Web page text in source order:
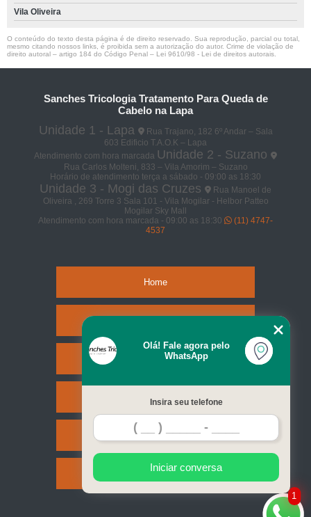
Vila Oliveira
O conteúdo do texto desta página é de direito reservado. Sua reprodução, parcial ou total,
mesmo citando nossos links, é proibida sem a autorização do autor. Crime de violação de
direito autoral – artigo 184 do Código Penal – Lei 9610/98 - Lei de direitos autorais
Sanches Tricologia Tratamento Para Queda de
Cabelo na Lapa
Unidade 1 - Lapa
Rua Trajano, 182 6º Andar – Sala
603 Edificio T.A.O.K – Lapa
Atendimento com hora marcada Unidade 2 - Suzano
Rua Carlos Molteni, 833 – Vila Amorim – Suzano
Horário de atendimento terça a sábado - 09:00 as 18:30
Unidade 3 - Mogi das Cruzes
Rua Manoel de
Oliveira , 269 Torre 3 Sala 101 - Vila Mogilar - Helbor Patteo
Mogilar Sky Mall
Atendimento com hora marcada - 09:00 as 18:30
(11) 4747-
4537
Home
Missão
Serviços
Contato
Mapa do site
1
Olá! Fale agora pelo
WhatsApp
Insira seu telefone
Iniciar conversa